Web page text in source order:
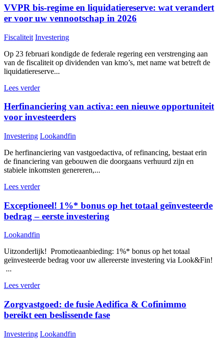
VVPR bis-regime en liquidatiereserve: wat verandert
er voor uw vennootschap in 2026
Fiscaliteit Investering
Op 23 februari kondigde de federale regering een verstrenging aan
van de fiscaliteit op dividenden van kmo’s, met name wat betreft de
liquidatiereserve...
Lees verder
Herfinanciering van activa: een nieuwe opportuniteit
voor investeerders
Investering Lookandfin
De herfinanciering van vastgoedactiva, of refinancing, bestaat erin
de financiering van gebouwen die doorgaans verhuurd zijn en
stabiele inkomsten genereren,...
Lees verder
Exceptioneel! 1%* bonus op het totaal geïnvesteerde
bedrag – eerste investering
Lookandfin
Uitzonderlijk! Promotieaanbieding: 1%* bonus op het totaal
geïnvesteerde bedrag voor uw allereerste investering via Look&Fin!
...
Lees verder
Zorgvastgoed: de fusie Aedifica & Cofinimmo
bereikt een beslissende fase
Investering Lookandfin